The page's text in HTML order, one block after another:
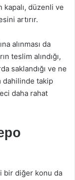
kapalı, düzenli ve
artırır.
alınması da
teslim alındığı,
saklandığı ve ne
dahilinde takip
daha rahat
bir diğer konu da